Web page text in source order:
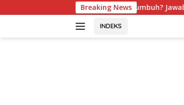
ke
Breaking News
Bertumbuh? Jawabannya Bukan Selalu Modal
INDEKS